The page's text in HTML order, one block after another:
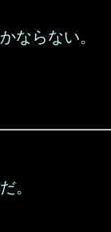
ならない。
。